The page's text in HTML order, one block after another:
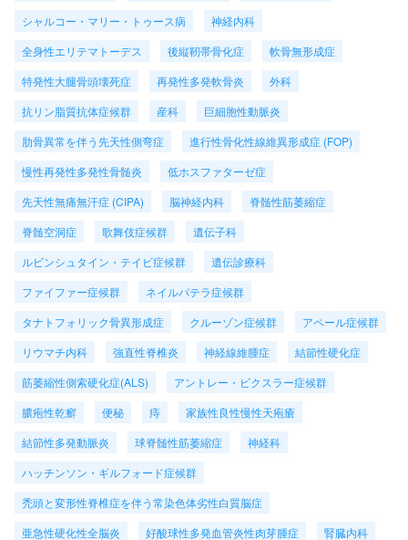
シャルコー・マリー・トゥース病
神経内科
全身性エリテマトーデス
後縦靭帯骨化症
軟骨無形成症
特発性大腿骨頭壊死症
再発性多発軟骨炎
外科
抗リン脂質抗体症候群
産科
巨細胞性動脈炎
肋骨異常を伴う先天性側弯症
進行性骨化性線維異形成症 (FOP)
慢性再発性多発性骨髄炎
低ホスファターゼ症
先天性無痛無汗症 (CIPA)
脳神経内科
脊髄性筋萎縮症
脊髄空洞症
歌舞伎症候群
遺伝子科
ルビンシュタイン・テイビ症候群
遺伝診療科
ファイファー症候群
ネイルパテラ症候群
タナトフォリック骨異形成症
クルーゾン症候群
アペール症候群
リウマチ内科
強直性脊椎炎 神経線維腫症
結節性硬化症
筋萎縮性側索硬化症(ALS)
アントレー・ビクスラー症候群
膿疱性乾癬
便秘 痔
家族性良性慢性天疱瘡
結節性多発動脈炎
球脊髄性筋萎縮症
神経科
ハッチンソン・ギルフォード症候群
禿頭と変形性脊椎症を伴う常染色体劣性白質脳症
亜急性硬化性全脳炎
好酸球性多発血管炎性肉芽腫症
腎臓内科